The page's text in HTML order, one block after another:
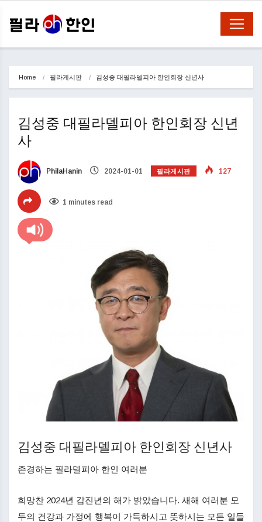
Home 필라게시판 김성중 대필라델피아 한인회장 신년사
김성중 대필라델피아 한인회장 신년
사
PhilaHanin 2024-01-01 필라게시판 127
1 minutes read
김성중 대필라델피아 한인회장 신년사
존경하는 필라델피아 한인 여러분
희망찬 2024년 갑진년의 해가 밝았습니다. 새해 여러분 모
두의 건강과 가정에 행복이 가득하시고 뜻하시는 모든 일들